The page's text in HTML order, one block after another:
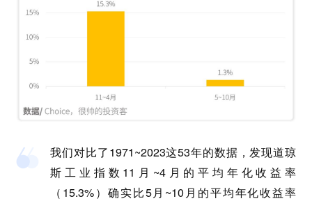
我们对比了1971~2023这53年的数据，发现道琼
斯工业指数11月~4月的平均年化收益率
（15.3%）确实比5月~10月的平均年化收益率